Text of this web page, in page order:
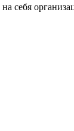
себя